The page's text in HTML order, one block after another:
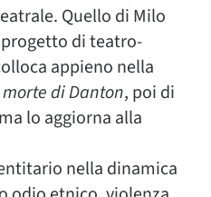
Quello di Milo
progetto di teatro-
appieno nella
di Danton, poi di
lo aggiorna alla
nella dinamica